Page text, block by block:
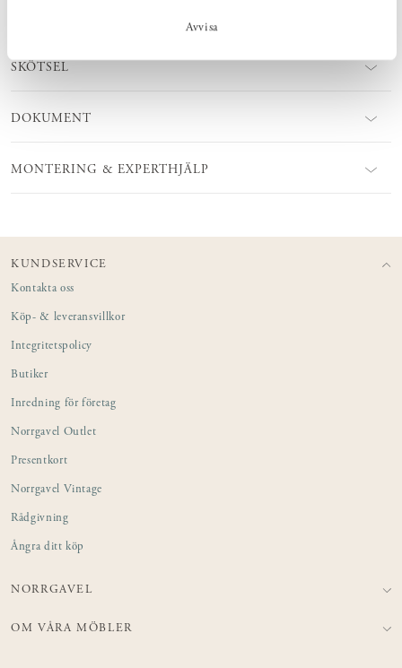
Avvisa
SKÖTSEL
DOKUMENT
MONTERING & EXPERTHJÄLP
KUNDSERVICE
Kontakta oss
Köp- & leveransvillkor
Integritetspolicy
Butiker
Inredning för företag
Norrgavel Outlet
Presentkort
Norrgavel Vintage
Rådgivning
Ångra ditt köp
NORRGAVEL
OM VÅRA MÖBLER